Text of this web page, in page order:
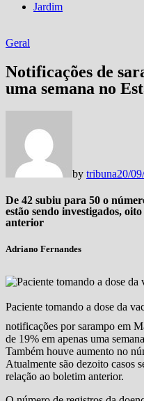
Jardim
Geral
Notificações de
uma semana no
by tribuna20/
De 42 subiu para 50 o
estão sendo investigados,
anterior
Adriano Fernandes
Paciente tomando a dose da
notificações por sarampo em
de 19% em apenas uma
Também houve aumento no
Atualmente são dezoito casos
relação ao boletim anterior.